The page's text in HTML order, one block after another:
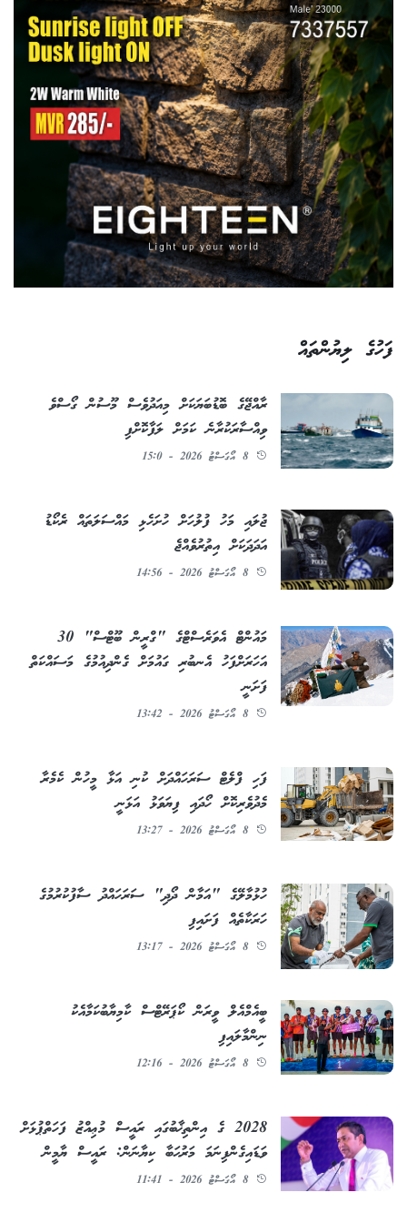
ފަހުގެ ލިޔުންތައް
ރާއްޖޭގެ ބޮޑުބަޔަކަށް މިއަދުވެސް މޫސުން ގޯސްވެ
ވިއްސާރަކުރާނެ ކަމަށް ލަފާކޮށްފި
8 އޯގަސްޓު 2026 - 15:0
ޖުލައި މަހު ފުލުހަށް ހުށަހެޅި މައްސަލަތައް ރެކޯޑު
އަދަދަކަށް އިތުރުވެއްޖެ
8 އޯގަސްޓު 2026 - 14:56
މައުންޓް އެވަރެސްޓްގެ "ގްރީން ބޫޓްސް" 30
އަހަރަށްފަހު އެނބުރި ގައުމަށް ގެންދިއުމުގެ މަސައްކަތް
ފަށަނީ
8 އޯގަސްޓު 2026 - 13:42
ފަހި ފްލެޓް ސަރަހައްދަށް ކުނި އަޅާ މީހުން ކެމެރާ
މެދުވެރިކޮށް ހޯދައި ފިޔަވަޅު އަޅަނީ
8 އޯގަސްޓު 2026 - 13:27
ހުޅުމާލޭގެ "އަމާން ދޯދި" ސަރަހައްދު ސާފުކުރުމުގެ
ހަރަކާތެއް ފަށައިފި
8 އޯގަސްޓު 2026 - 13:17
ބީއެމްއެލް ވީރަން ކޯޕަރޭޓްސް ކާމިޔާބުކަމާއެކު
ނިންމާލައިފި
8 އޯގަސްޓު 2026 - 12:16
2028 ގެ އިންތިޚާބުގައި ރައީސް މުޢިއްޒު ފަހަތްޕުޅަށް
ވަޑައިގެންފިނަމަ މަރުޙަބާ ކިޔާނަން: ރައީސް ޔާމީން
8 އޯގަސްޓު 2026 - 11:41